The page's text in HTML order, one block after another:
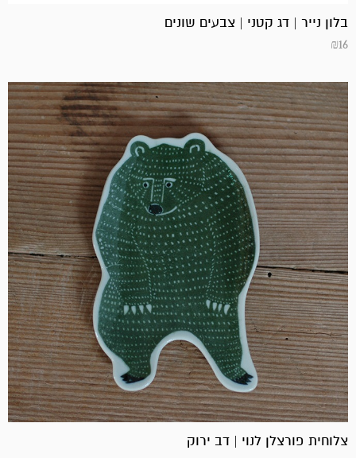
בלון נייר | דג קטני | צבעים שונים
₪16
צלוחית פורצלן לנוי | דב ירוק